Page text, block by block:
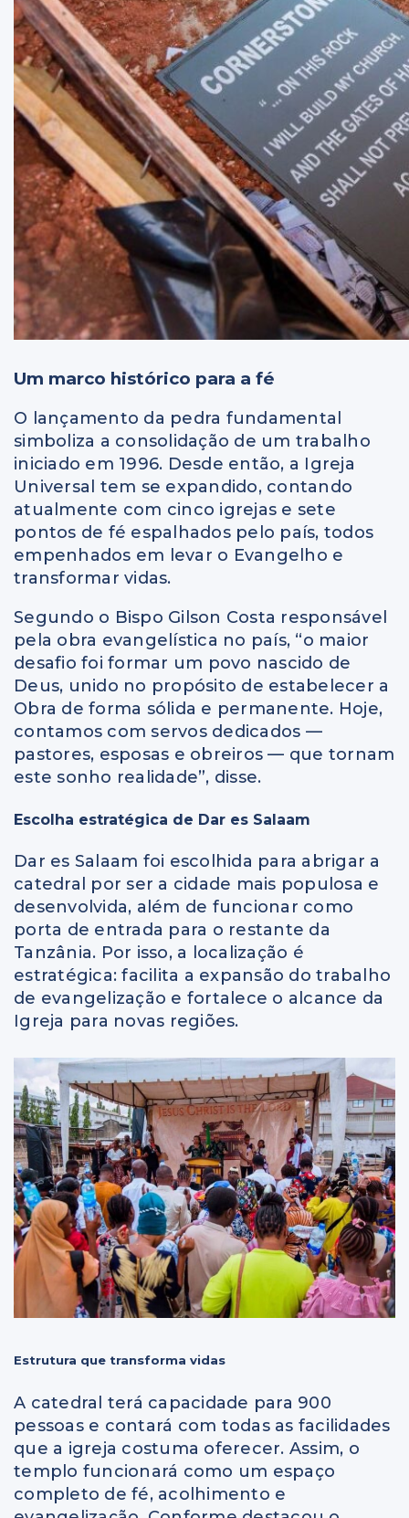
Um marco histórico para a fé
O lançamento da pedra fundamental
simboliza a consolidação de um trabalho
iniciado em 1996. Desde então, a Igreja
Universal tem se expandido, contando
atualmente com cinco igrejas e sete
pontos de fé espalhados pelo país, todos
empenhados em levar o Evangelho e
transformar vidas.
Segundo o Bispo Gilson Costa responsável
pela obra evangelística no país, “o maior
desafio foi formar um povo nascido de
Deus, unido no propósito de estabelecer a
Obra de forma sólida e permanente. Hoje,
contamos com servos dedicados —
pastores, esposas e obreiros — que tornam
este sonho realidade”, disse.
Escolha estratégica de Dar es Salaam
Dar es Salaam foi escolhida para abrigar a
catedral por ser a cidade mais populosa e
desenvolvida, além de funcionar como
porta de entrada para o restante da
Tanzânia. Por isso, a localização é
estratégica: facilita a expansão do trabalho
de evangelização e fortalece o alcance da
Igreja para novas regiões.
Estrutura que transforma vidas
A catedral terá capacidade para 900
pessoas e contará com todas as facilidades
que a igreja costuma oferecer. Assim, o
templo funcionará como um espaço
completo de fé, acolhimento e